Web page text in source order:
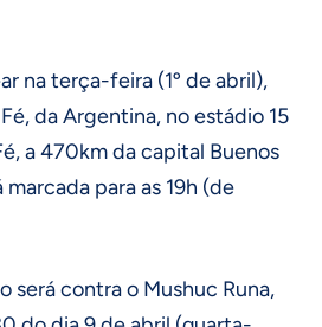
na terça-feira (1º de abril),
da Argentina, no estádio 15
a 470km da capital Buenos
para as 19h (de
será contra o Mushuc Runa,